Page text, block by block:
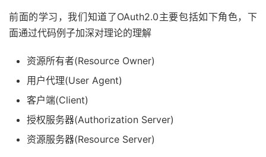
前面的学习，我们知道了OAuth2.0主要包括如下角色，下
面通过代码例子加深对理论的理解
资源所有者(Resource Owner)
用户代理(User Agent)
客户端(Client)
授权服务器(Authorization Server)
资源服务器(Resource Server)